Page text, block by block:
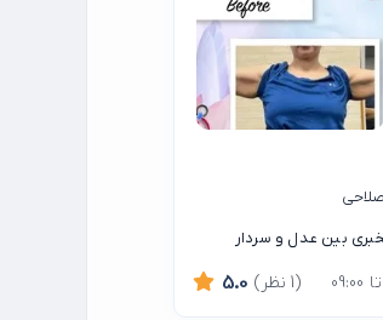
بین عدل و سردار
تا 09:00 5.0 (1 نظر)